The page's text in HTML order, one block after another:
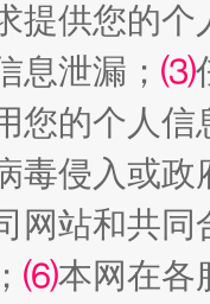
提供您的个
息泄漏； ⑶
您的个人
毒侵入或
网站和共
⑹本网在各